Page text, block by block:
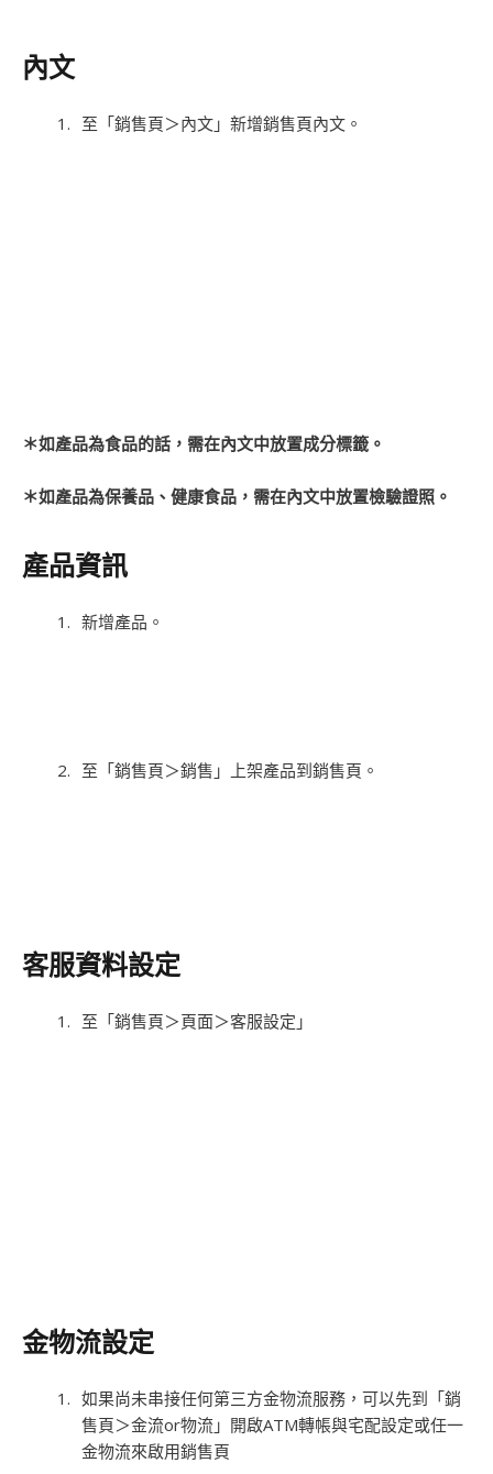
內文
至「銷售頁＞內文」新增銷售頁內文。
＊如產品為食品的話，需在內文中放置成分標籤 。
＊如產品為保養品、健康食品，需在內文中放置檢驗證照。
產品資訊
新增產品。
至「銷售頁＞銷售」上架產品到銷售頁。
客服資料設定
至「銷售頁＞頁面＞客服設定」
金物流設定
如果尚未串接任何第三方金物流服務，可以先到「銷
售頁＞金流or物流」開啟ATM轉帳與宅配設定或任一
金物流來啟用銷售頁